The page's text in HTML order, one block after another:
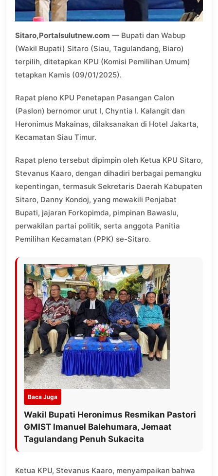
Sitaro,Portalsulutnew.com — Bupati dan Wabup
(Wakil Bupati) Sitaro (Siau, Tagulandang, Biaro)
terpilih, ditetapkan KPU (Komisi Pemilihan Umum)
tetapkan Kamis (09/01/2025).
Rapat pleno KPU Penetapan Pasangan Calon
(Paslon) bernomor urut I, Chyntia I. Kalangit dan
Heronimus Makainas, dilaksanakan di Hotel Jakarta,
Kecamatan Siau Timur.
Rapat pleno tersebut dipimpin oleh Ketua KPU Sitaro,
Stevanus Kaaro, dengan dihadiri berbagai pemangku
kepentingan, termasuk Sekretaris Daerah Kabupaten
Sitaro, Danny Kondoj, yang mewakili Penjabat
Bupati, jajaran Forkopimda, pimpinan Bawaslu,
perwakilan partai politik, serta anggota Panitia
Pemilihan Kecamatan (PPK) se-Sitaro.
Baca Juga
Wakil Bupati Heronimus Resmikan Pastori
GMIST Imanuel Balehumara, Jemaat
Tagulandang Penuh Sukacita
Ketua KPU, Stevanus Kaaro, menyampaikan bahwa